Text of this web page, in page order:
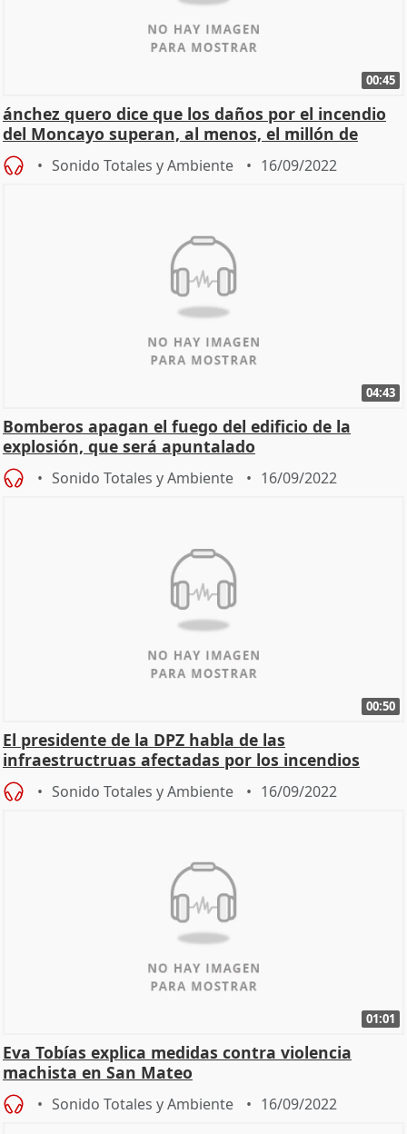
00:45
ánchez quero dice que los daños por el incendio
del Moncayo superan, al menos, el millón de
euros
Sonido Totales y Ambiente 16/09/2022
04:43
Bomberos apagan el fuego del edificio de la
explosión, que será apuntalado
Sonido Totales y Ambiente 16/09/2022
00:50
El presidente de la DPZ habla de las
infraestructruas afectadas por los incendios
forestales
Sonido Totales y Ambiente 16/09/2022
01:01
Eva Tobías explica medidas contra violencia
machista en San Mateo
Sonido Totales y Ambiente 16/09/2022